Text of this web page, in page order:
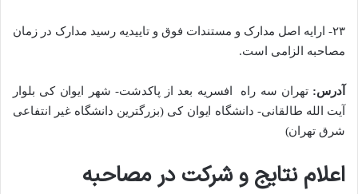
۲۳- ارایه اصل مدارک و مستندات فوق و تاییدیه رسید مدارک در زمان
مصاحبه الزامی است.
آدرس: تهران سه راه افسریه بعد از پاکدشت- شهر ایوان کی بلوار
آیت الله طالقانی- دانشگاه ایوان کی (بزرگترین دانشگاه غیر انتفاعی
شرق تهران)
اعلام نتایج و شرکت در مصاحبه